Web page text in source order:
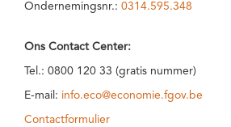
Ondernemingsnr.: 0314.595.348
Ons Contact Center:
Tel.: 0800 120 33 (gratis nummer)
E-mail: info.eco@economie.fgov.be
Contactformulier